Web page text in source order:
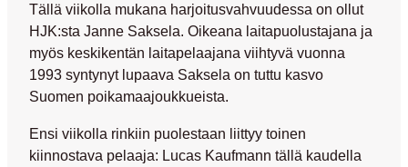
Tällä viikolla mukana harjoitusvahvuudessa on ollut
HJK:sta Janne Saksela. Oikeana laitapuolustajana ja
myös keskikentän laitapelaajana viihtyvä vuonna
1993 syntynyt lupaava Saksela on tuttu kasvo
Suomen poikamaajoukkueista.
Ensi viikolla rinkiin puolestaan liittyy toinen
kiinnostava pelaaja: Lucas Kaufmann tällä kaudella